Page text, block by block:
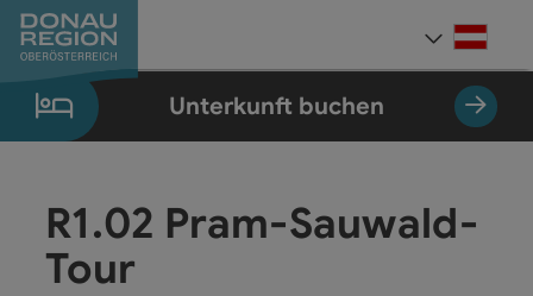
Zum Inhalt
Zur Navigation
Zum Seitenanfang
Zur Kontaktseite
Zum Impressum
Zur Startseite
Unterkunft buchen
R1.02 Pram-Sauwald-
Tour